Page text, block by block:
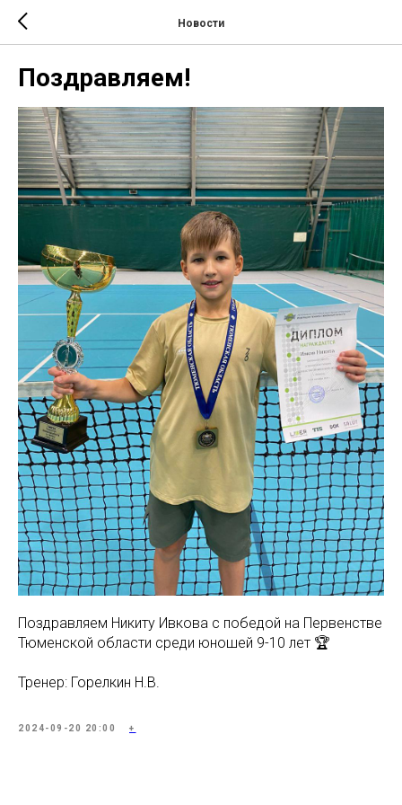
Новости
Поздравляем!
Поздравляем Никиту Ивкова с победой на Первенстве
Тюменской области среди юношей 9-10 лет 🏆
Тренер: Горелкин Н.В.
2024-09-20 20:00 +